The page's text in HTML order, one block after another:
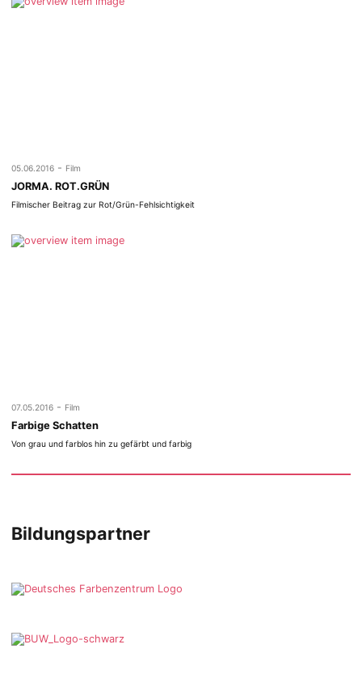
05.06.2016 - Film
JORMA. ROT.GRÜN
Filmischer Beitrag zur Rot/Grün-Fehlsichtigkeit
07.05.2016 - Film
Farbige Schatten
Von grau und farblos hin zu gefärbt und farbig
Bildungspartner